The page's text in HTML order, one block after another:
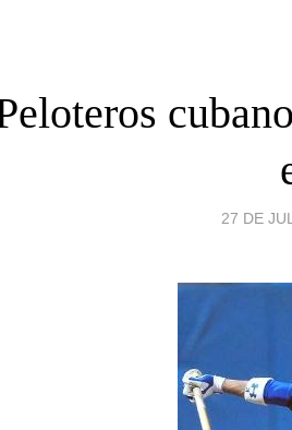
27 DE